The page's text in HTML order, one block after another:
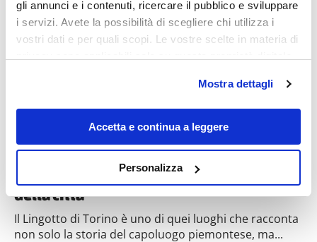
gli annunci e i contenuti, ricercare il pubblico e sviluppare
i servizi. Avete la possibilità di scegliere chi utilizza i
vostri dati e per quali scopi. Le vostre scelte in materia di
modificare o revocare il proprio consenso in qualsiasi
momento dalla Dichiarazione sui cookie o facendo clic
sull'icona di attivazione della privacy.
raccogliere informazioni sulla tua posizione
geografica, con un'approssimazione di qualche
Identificare il tuo dispositivo, scansionandolo
Mostra dettagli
Accetta e continua a leggere
Personalizza
Da fabbrica a capolavoro
visitare il giardino pensile nel cuore
della città
Il Lingotto di Torino è uno di quei luoghi che racconta
non solo la storia del capoluogo piemontese, ma...